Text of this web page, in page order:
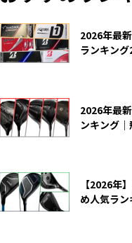
2026年最
ランキン
2026年最
ンキング
【2026年
め人気ラ